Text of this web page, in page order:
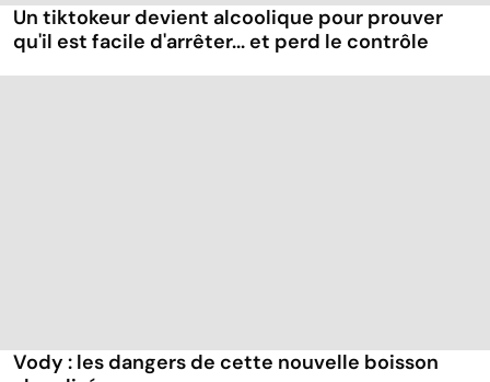
Un tiktokeur devient alcoolique pour prouver
qu'il est facile d'arrêter... et perd le contrôle
Vody : les dangers de cette nouvelle boisson